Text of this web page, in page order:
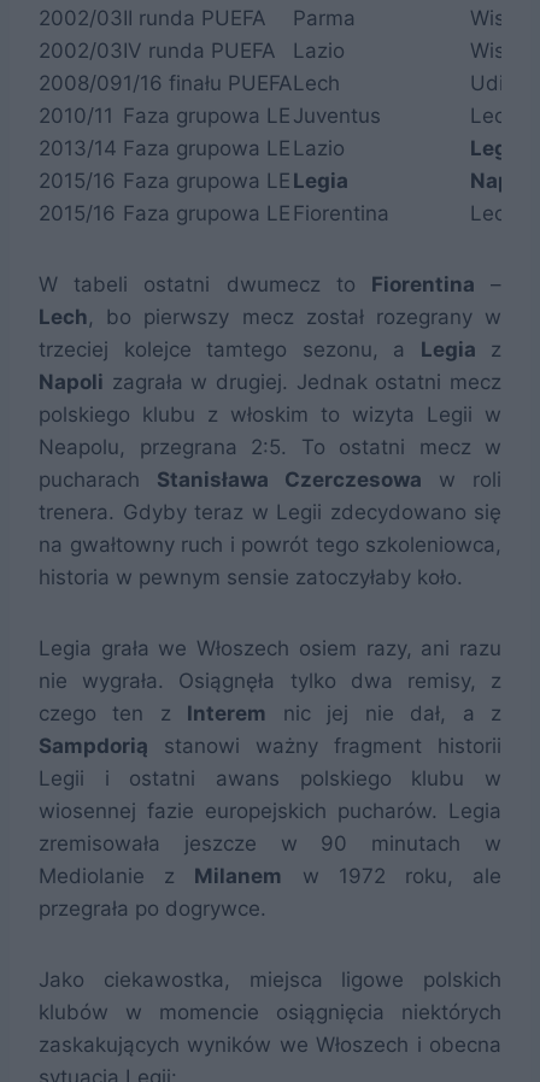
2002/03II runda PUEFA Parma
Wisła
2002/03IV runda PUEFA Lazio
Wisła
2008/091/16 finału PUEFALech
2010/11
Faza grupowa LE Juventus
Lech
2013/14 Faza grupowa LE Lazio
Legia
2015/16 Faza grupowa LE Legia
Napoli
2015/16 Faza grupowa LE Fiorentina Lech
W tabeli ostatni dwumecz to Fiorentina –
Lech, bo pierwszy mecz został rozegrany w
trzeciej kolejce tamtego sezonu, a Legia z
Napoli zagrała w drugiej. Jednak ostatni mecz
polskiego klubu z włoskim to wizyta Legii w
Neapolu, przegrana 2:5. To ostatni mecz w
pucharach Stanisława Czerczesowa w roli
trenera. Gdyby teraz w Legii zdecydowano się
na gwałtowny ruch i powrót tego szkoleniowca,
historia w pewnym sensie zatoczyłaby koło.
Legia grała we Włoszech osiem razy, ani razu
nie wygrała. Osiągnęła tylko dwa remisy, z
czego ten z Interem nic jej nie dał, a z
Sampdorią stanowi ważny fragment historii
Legii i ostatni awans polskiego klubu w
wiosennej fazie europejskich pucharów. Legia
zremisowała jeszcze w 90 minutach w
Mediolanie z Milanem w 1972 roku, ale
przegrała po dogrywce.
Jako ciekawostka, miejsca ligowe polskich
klubów w momencie osiągnięcia niektórych
zaskakujących wyników we Włoszech i obecna